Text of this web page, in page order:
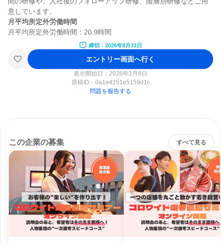
月平均所定外労働時間
締切：2026年8月31日
エントリー画面へ行く
表示開始日：2026年1月8日
原稿ID： 0a1e4151e5159d1c
問題を報告する
この企業の募集 すべて見る